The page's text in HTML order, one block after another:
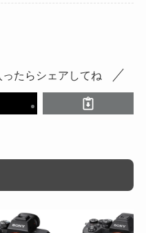
たらシェアしてね